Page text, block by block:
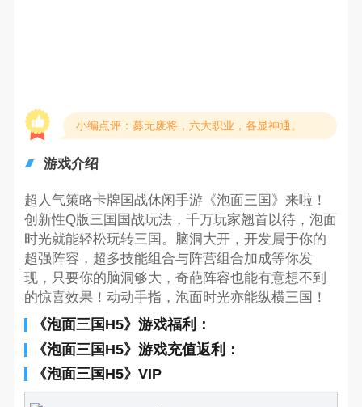
小编点评：募无废将，六大职业，各显神通。
游戏介绍
超人气策略卡牌国战休闲手游《泡面三国》来啦！
创新性Q版三国国战玩法，千万玩家翘首以待，泡面
时光就能轻松玩转三国。脑洞大开，开发属于你的
超强阵容，超多技能组合与阵营组合加成等你发
现，只要你的脑洞够大，奇葩阵容也能有意想不到
的惊喜效果！动动手指，泡面时光亦能纵横三国！
《泡面三国H5》游戏福利：
《泡面三国H5》游戏充值返利：
《泡面三国H5》VIP